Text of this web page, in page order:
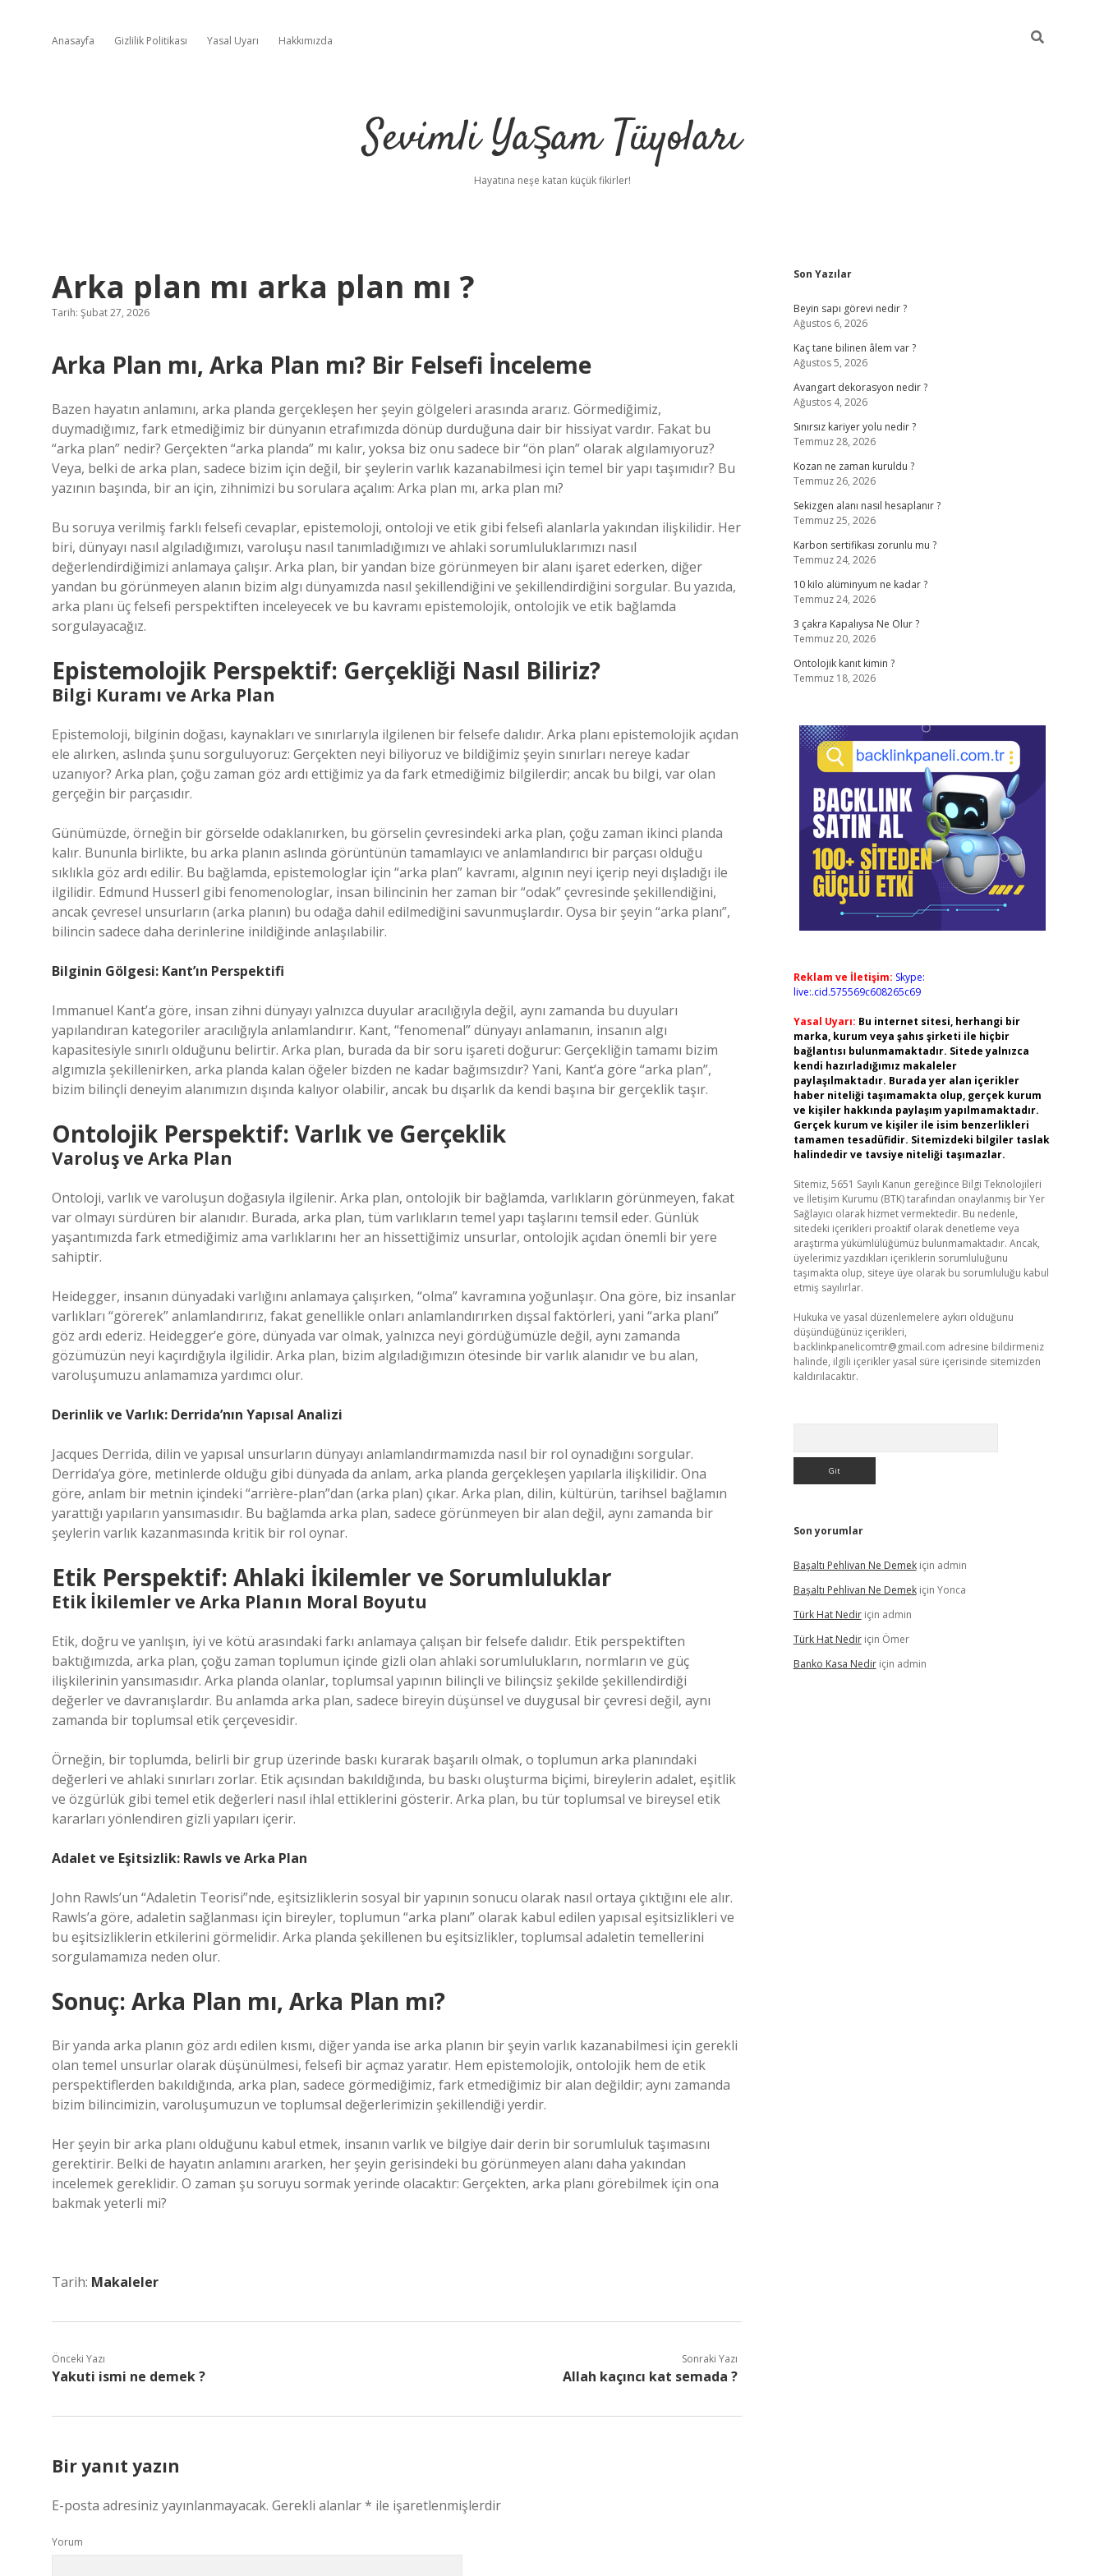
Anasayfa Gizlilik Politikası Yasal Uyarı Hakkımızda
Sevimli Yaşam Tüyoları
Hayatına neşe katan küçük fikirler!
Arka plan mı arka plan mı ?
Tarih: Şubat 27, 2026
Arka Plan mı, Arka Plan mı? Bir Felsefi İnceleme
Bazen hayatın anlamını, arka planda gerçekleşen her şeyin gölgeleri arasında ararız. Görmediğimiz,
duymadığımız, fark etmediğimiz bir dünyanın etrafımızda dönüp durduğuna dair bir hissiyat vardır. Fakat bu
“arka plan” nedir? Gerçekten “arka planda” mı kalır, yoksa biz onu sadece bir “ön plan” olarak algılamıyoruz?
Veya, belki de arka plan, sadece bizim için değil, bir şeylerin varlık kazanabilmesi için temel bir yapı taşımıdır? Bu
yazının başında, bir an için, zihnimizi bu sorulara açalım: Arka plan mı, arka plan mı?
Bu soruya verilmiş farklı felsefi cevaplar, epistemoloji, ontoloji ve etik gibi felsefi alanlarla yakından ilişkilidir. Her
biri, dünyayı nasıl algıladığımızı, varoluşu nasıl tanımladığımızı ve ahlaki sorumluluklarımızı nasıl
değerlendirdiğimizi anlamaya çalışır. Arka plan, bir yandan bize görünmeyen bir alanı işaret ederken, diğer
yandan bu görünmeyen alanın bizim algı dünyamızda nasıl şekillendiğini ve şekillendirdiğini sorgular. Bu yazıda,
arka planı üç felsefi perspektiften inceleyecek ve bu kavramı epistemolojik, ontolojik ve etik bağlamda
sorgulayacağız.
Epistemolojik Perspektif: Gerçekliği Nasıl Biliriz?
Bilgi Kuramı ve Arka Plan
Epistemoloji, bilginin doğası, kaynakları ve sınırlarıyla ilgilenen bir felsefe dalıdır. Arka planı epistemolojik açıdan
ele alırken, aslında şunu sorguluyoruz: Gerçekten neyi biliyoruz ve bildiğimiz şeyin sınırları nereye kadar
uzanıyor? Arka plan, çoğu zaman göz ardı ettiğimiz ya da fark etmediğimiz bilgilerdir; ancak bu bilgi, var olan
gerçeğin bir parçasıdır.
Günümüzde, örneğin bir görselde odaklanırken, bu görselin çevresindeki arka plan, çoğu zaman ikinci planda
kalır. Bununla birlikte, bu arka planın aslında görüntünün tamamlayıcı ve anlamlandırıcı bir parçası olduğu
sıklıkla göz ardı edilir. Bu bağlamda, epistemologlar için “arka plan” kavramı, algının neyi içerip neyi dışladığı ile
ilgilidir. Edmund Husserl gibi fenomenologlar, insan bilincinin her zaman bir “odak” çevresinde şekillendiğini,
ancak çevresel unsurların (arka planın) bu odağa dahil edilmediğini savunmuşlardır. Oysa bir şeyin “arka planı”,
bilincin sadece daha derinlerine inildiğinde anlaşılabilir.
Bilginin Gölgesi: Kant’ın Perspektifi
Immanuel Kant’a göre, insan zihni dünyayı yalnızca duyular aracılığıyla değil, aynı zamanda bu duyuları
yapılandıran kategoriler aracılığıyla anlamlandırır. Kant, “fenomenal” dünyayı anlamanın, insanın algı
kapasitesiyle sınırlı olduğunu belirtir. Arka plan, burada da bir soru işareti doğurur: Gerçekliğin tamamı bizim
algımızla şekillenirken, arka planda kalan öğeler bizden ne kadar bağımsızdır? Yani, Kant’a göre “arka plan”,
bizim bilinçli deneyim alanımızın dışında kalıyor olabilir, ancak bu dışarlık da kendi başına bir gerçeklik taşır.
Ontolojik Perspektif: Varlık ve Gerçeklik
Varoluş ve Arka Plan
Ontoloji, varlık ve varoluşun doğasıyla ilgilenir. Arka plan, ontolojik bir bağlamda, varlıkların görünmeyen, fakat
var olmayı sürdüren bir alanıdır. Burada, arka plan, tüm varlıkların temel yapı taşlarını temsil eder. Günlük
yaşantımızda fark etmediğimiz ama varlıklarını her an hissettiğimiz unsurlar, ontolojik açıdan önemli bir yere
sahiptir.
Heidegger, insanın dünyadaki varlığını anlamaya çalışırken, “olma” kavramına yoğunlaşır. Ona göre, biz insanlar
varlıkları “görerek” anlamlandırırız, fakat genellikle onları anlamlandırırken dışsal faktörleri, yani “arka planı”
göz ardı ederiz. Heidegger’e göre, dünyada var olmak, yalnızca neyi gördüğümüzle değil, aynı zamanda
gözümüzün neyi kaçırdığıyla ilgilidir. Arka plan, bizim algıladığımızın ötesinde bir varlık alanıdır ve bu alan,
varoluşumuzu anlamamıza yardımcı olur.
Derinlik ve Varlık: Derrida’nın Yapısal Analizi
Jacques Derrida, dilin ve yapısal unsurların dünyayı anlamlandırmamızda nasıl bir rol oynadığını sorgular.
Derrida’ya göre, metinlerde olduğu gibi dünyada da anlam, arka planda gerçekleşen yapılarla ilişkilidir. Ona
göre, anlam bir metnin içindeki “arrière-plan”dan (arka plan) çıkar. Arka plan, dilin, kültürün, tarihsel bağlamın
yarattığı yapıların yansımasıdır. Bu bağlamda arka plan, sadece görünmeyen bir alan değil, aynı zamanda bir
şeylerin varlık kazanmasında kritik bir rol oynar.
Etik Perspektif: Ahlaki İkilemler ve Sorumluluklar
Etik İkilemler ve Arka Planın Moral Boyutu
Etik, doğru ve yanlışın, iyi ve kötü arasındaki farkı anlamaya çalışan bir felsefe dalıdır. Etik perspektiften
baktığımızda, arka plan, çoğu zaman toplumun içinde gizli olan ahlaki sorumlulukların, normların ve güç
ilişkilerinin yansımasıdır. Arka planda olanlar, toplumsal yapının bilinçli ve bilinçsiz şekilde şekillendirdiği
değerler ve davranışlardır. Bu anlamda arka plan, sadece bireyin düşünsel ve duygusal bir çevresi değil, aynı
zamanda bir toplumsal etik çerçevesidir.
Örneğin, bir toplumda, belirli bir grup üzerinde baskı kurarak başarılı olmak, o toplumun arka planındaki
değerleri ve ahlaki sınırları zorlar. Etik açısından bakıldığında, bu baskı oluşturma biçimi, bireylerin adalet, eşitlik
ve özgürlük gibi temel etik değerleri nasıl ihlal ettiklerini gösterir. Arka plan, bu tür toplumsal ve bireysel etik
kararları yönlendiren gizli yapıları içerir.
Adalet ve Eşitsizlik: Rawls ve Arka Plan
John Rawls’un “Adaletin Teorisi”nde, eşitsizliklerin sosyal bir yapının sonucu olarak nasıl ortaya çıktığını ele alır.
Rawls’a göre, adaletin sağlanması için bireyler, toplumun “arka planı” olarak kabul edilen yapısal eşitsizlikleri ve
bu eşitsizliklerin etkilerini görmelidir. Arka planda şekillenen bu eşitsizlikler, toplumsal adaletin temellerini
sorgulamamıza neden olur.
Sonuç: Arka Plan mı, Arka Plan mı?
Bir yanda arka planın göz ardı edilen kısmı, diğer yanda ise arka planın bir şeyin varlık kazanabilmesi için gerekli
olan temel unsurlar olarak düşünülmesi, felsefi bir açmaz yaratır. Hem epistemolojik, ontolojik hem de etik
perspektiflerden bakıldığında, arka plan, sadece görmediğimiz, fark etmediğimiz bir alan değildir; aynı zamanda
bizim bilincimizin, varoluşumuzun ve toplumsal değerlerimizin şekillendiği yerdir.
Her şeyin bir arka planı olduğunu kabul etmek, insanın varlık ve bilgiye dair derin bir sorumluluk taşımasını
gerektirir. Belki de hayatın anlamını ararken, her şeyin gerisindeki bu görünmeyen alanı daha yakından
incelemek gereklidir. O zaman şu soruyu sormak yerinde olacaktır: Gerçekten, arka planı görebilmek için ona
bakmak yeterli mi?
Tarih: Makaleler
Önceki Yazı
Yakuti ismi ne demek ?
Sonraki Yazı
Allah kaçıncı kat semada ?
Bir yanıt yazın
E-posta adresiniz yayınlanmayacak. Gerekli alanlar* ile işaretlenmişlerdir
Yorum
Sidebar
Son Yazılar
Beyin sapı görevi nedir ?
Ağustos 6, 2026
Kaç tane bilinen âlem var ?
Ağustos 5, 2026
Avangart dekorasyon nedir ?
Ağustos 4, 2026
Sınırsız kariyer yolu nedir ?
Temmuz 28, 2026
Kozan ne zaman kuruldu ?
Temmuz 26, 2026
Sekizgen alanı nasıl hesaplanır ?
Temmuz 25, 2026
Karbon sertifikası zorunlu mu ?
Temmuz 24, 2026
10 kilo alüminyum ne kadar ?
Temmuz 24, 2026
3 çakra Kapalıysa Ne Olur ?
Temmuz 20, 2026
Ontolojik kanıt kimin ?
Temmuz 18, 2026
Reklam ve İletişim: Skype:
live:.cid.575569c608265c69
Yasal Uyarı: Bu internet sitesi, herhangi bir
marka, kurum veya şahıs şirketi ile hiçbir
bağlantısı bulunmamaktadır. Sitede yalnızca
kendi hazırladığımız makaleler
paylaşılmaktadır. Burada yer alan içerikler
haber niteliği taşımamakta olup, gerçek kurum
ve kişiler hakkında paylaşım yapılmamaktadır.
Gerçek kurum ve kişiler ile isim benzerlikleri
tamamen tesadüfidir. Sitemizdeki bilgiler taslak
halindedir ve tavsiye niteliği taşımazlar.
Sitemiz, 5651 Sayılı Kanun gereğince Bilgi Teknolojileri
ve İletişim Kurumu (BTK) tarafından onaylanmış bir Yer
Sağlayıcı olarak hizmet vermektedir. Bu nedenle,
sitedeki içerikleri proaktif olarak denetleme veya
araştırma yükümlülüğümüz bulunmamaktadır. Ancak,
üyelerimiz yazdıkları içeriklerin sorumluluğunu
taşımakta olup, siteye üye olarak bu sorumluluğu kabul
etmiş sayılırlar.
Hukuka ve yasal düzenlemelere aykırı olduğunu
düşündüğünüz içerikleri,
backlinkpanelicomtr@gmail.com adresine bildirmeniz
halinde, ilgili içerikler yasal süre içerisinde sitemizden
kaldırılacaktır.
Son yorumlar
Başaltı Pehlivan Ne Demekiçin admin
Başaltı Pehlivan Ne Demekiçin Yonca
Türk Hat Nediriçin admin
Türk Hat Nediriçin Ömer
Banko Kasa Nediriçin admin